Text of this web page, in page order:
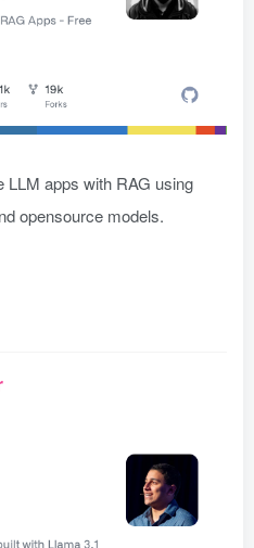
LLM apps with RAG using
opensource models.